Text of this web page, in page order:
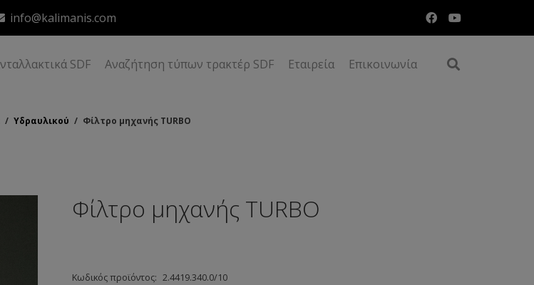
info@kalimanis.com
SDF Αναζήτηση τύπων τρακτέρ SDF Εταιρεία Επικοινωνία
/ Υδραυλικού / Φίλτρο μηχανής TURBO
Φίλτρο μηχανής TURBO
Κωδικός προϊόντος: 2.4419.340.0/10